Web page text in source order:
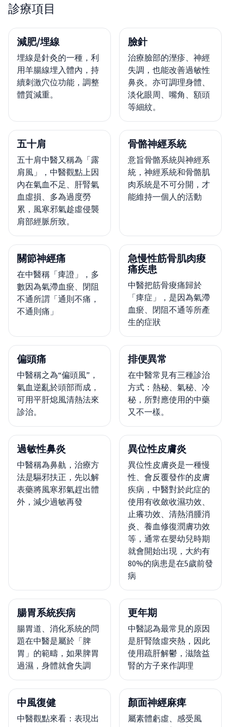
診療項目
減肥/埋線
埋線是針灸的一種，利
用羊腸線埋入體內，持
續刺激穴位功能，調整
體質減重。
臉針
治療臉部的溼疹、神經
失調，也能改善過敏性
鼻炎。亦可調理身體、
淡化眼周、嘴角、額頭
等細紋。
五十肩
五十肩中醫又稱為「露
肩風」，中醫觀點上因
內在氣血不足、肝腎氣
血虛損、多為過度勞
累，風寒邪氣趁虛侵襲
肩部經脈所致。
骨骼神經系統
意旨骨骼系統與神經系
統，神經系統和骨骼肌
肉系統是不可分開，才
能維持一個人的活動
關節神經痛
在中醫稱「痺證」，多
數因為氣滯血瘀、閉阻
不通所謂「通則不痛，
不通則痛」
急慢性筋骨肌肉痠
痛疾患
中醫把筋骨痠痛歸於
「痺症」，是因為氣滯
血瘀、閉阻不通等所產
生的症狀
偏頭痛
中醫稱之為“偏頭風”，
氣血逆亂於頭部而成，
可用平肝熄風清熱法來
診治。
排便異常
在中醫常見有三種診治
方式：熱秘、氣秘、冷
秘，所對應使用的中藥
又不一樣。
過敏性鼻炎
中醫稱為鼻鼽，治療方
法是驅邪扶正，先以解
表藥將風寒邪氣趕出體
外，減少過敏再發
異位性皮膚炎
異位性皮膚炎是一種慢
性、會反覆發作的皮膚
疾病，中醫對於此症的
使用有收斂收濕功效、
止癢功效、清熱消腫消
炎、養血修復潤膚功效
等，通常在嬰幼兒時期
就會開始出現，大約有
80%的病患是在5歲前發
病
腸胃系統疾病
腸胃道、消化系統的問
題在中醫是屬於「脾
胃」的範疇，如果脾胃
過濕，身體就會失調
更年期
中醫認為最常見的原因
是肝腎陰虛夾熱，因此
使用疏肝解鬱，滋陰益
腎的方子來作調理
中風復健
中醫觀點來看：表現出
顏面神經麻痺
屬素體虧虛、感受風